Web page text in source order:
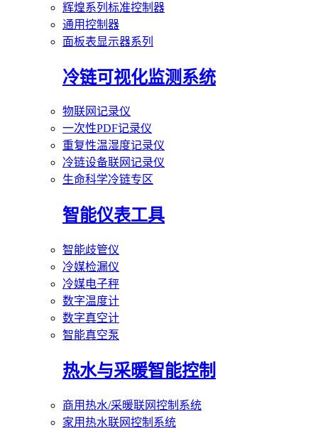
辉煌系列标准控制器
通用控制器
面板表显示器系列
冷链可视化监测系统
物联网记录仪
一次性PDF记录仪
重复性温湿度记录仪
冷链设备联网记录仪
生命科学冷链专区
智能仪表工具
智能歧管仪
冷媒检漏仪
冷媒电子秤
数字温度计
数字真空计
智能真空泵
热水与采暖智能控制
商用热水/采暖联网控制系统
家用热水联网控制系统